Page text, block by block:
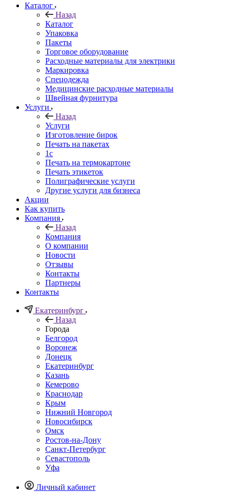
Каталог
Назад
Каталог
Упаковка
Пакеты
Торговое оборудование
Расходные материалы для электрики
Маркировка
Спецодежда
Медицинские расходные материалы
Швейная фурнитура
Услуги
Назад
Услуги
Изготовление бирок
Печать на пакетах
1c
Печать на термокартоне
Печать этикеток
Полиграфические услуги
Другие услуги для бизнеса
Акции
Как купить
Компания
Назад
Компания
О компании
Новости
Отзывы
Контакты
Партнеры
Контакты
Екатеринбург
Назад
Города
Белгород
Воронеж
Донецк
Екатеринбург
Казань
Кемерово
Краснодар
Крым
Нижний Новгород
Новосибирск
Омск
Ростов-на-Дону
Санкт-Петербург
Севастополь
Уфа
Личный кабинет